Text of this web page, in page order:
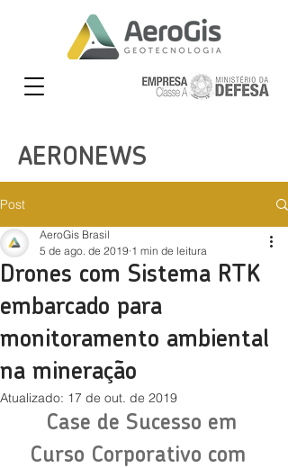
AERONEWS
Post
Drones com Sistema RTK
embarcado para
monitoramento ambiental
na mineração
AeroGis Brasil
5 de ago. de 2019 1 min de leitura
Atualizado: 17 de out. de 2019
Case de Sucesso em
Curso Corporativo com